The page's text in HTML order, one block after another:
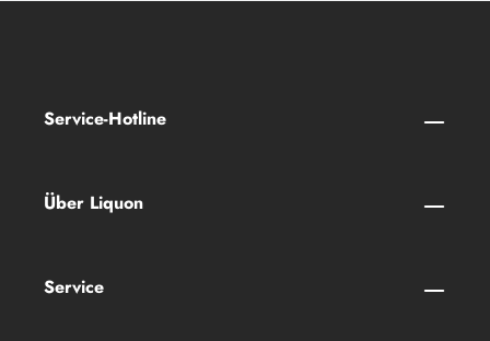
Service-Hotline
Über Liquon
Service